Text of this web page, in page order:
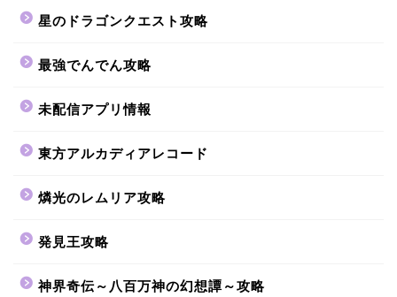
星のドラゴンクエスト攻略
最強でんでん攻略
未配信アプリ情報
東方アルカディアレコード
燐光のレムリア攻略
発見王攻略
神界奇伝～八百万神の幻想譚～攻略